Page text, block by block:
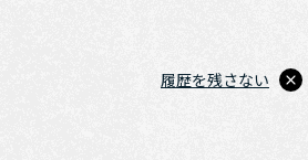
履歴を残さない